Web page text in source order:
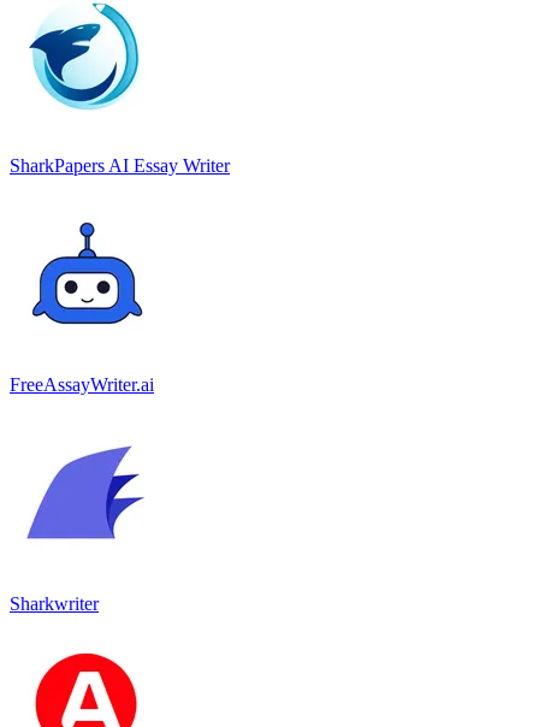
SharkPapers AI Essay Writer
FreeAssayWriter.ai
Sharkwriter